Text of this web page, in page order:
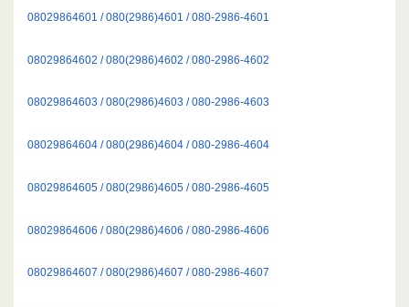
08029864601 / 080(2986)4601 / 080-2986-4601
08029864602 / 080(2986)4602 / 080-2986-4602
08029864603 / 080(2986)4603 / 080-2986-4603
08029864604 / 080(2986)4604 / 080-2986-4604
08029864605 / 080(2986)4605 / 080-2986-4605
08029864606 / 080(2986)4606 / 080-2986-4606
08029864607 / 080(2986)4607 / 080-2986-4607